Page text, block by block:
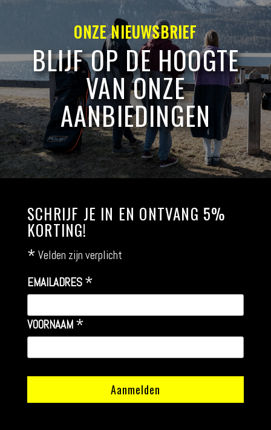
ONZE NIEUWSBRIEF
BLIJF OP DE HOOGTE
VAN ONZE
AANBIEDINGEN
SCHRIJF JE IN EN ONTVANG 5%
KORTING!
* Velden zijn verplicht
EMAILADRES *
VOORNAAM *